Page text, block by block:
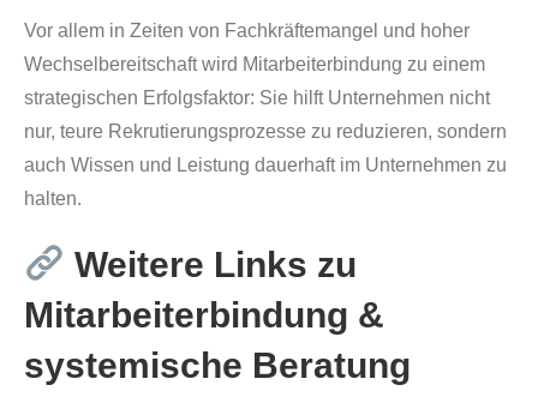
Vor allem in Zeiten von Fachkräftemangel und hoher
Wechselbereitschaft wird Mitarbeiterbindung zu einem
strategischen Erfolgsfaktor: Sie hilft Unternehmen nicht
nur, teure Rekrutierungsprozesse zu reduzieren, sondern
auch Wissen und Leistung dauerhaft im Unternehmen zu
halten.
Weitere Links zu
Mitarbeiterbindung &
systemische Beratung